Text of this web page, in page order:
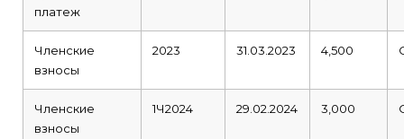
платеж
Членские
взносы
2023 31.03.2023 4,500
Членские
взносы
1Ч2024 29.02.2024 3,000